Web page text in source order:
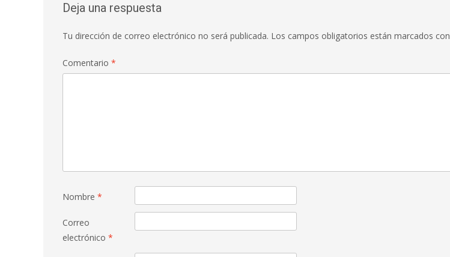
Deja una respuesta
Tu dirección de correo electrónico no será publicada. Los campos obligatorios están marcados con
Comentario *
Nombre *
Correo
electrónico *